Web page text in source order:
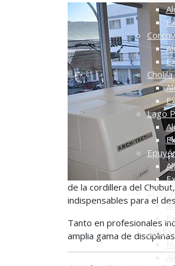
Cholila
Lago
El
Tecka
de la cordillera del
indispensables para el
Tanto en profesionales
amplia gama de